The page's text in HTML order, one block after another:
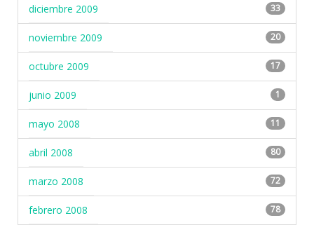
diciembre 2009 33
noviembre 2009 20
octubre 2009 17
junio 2009 1
mayo 2008 11
abril 2008 80
marzo 2008 72
febrero 2008 78